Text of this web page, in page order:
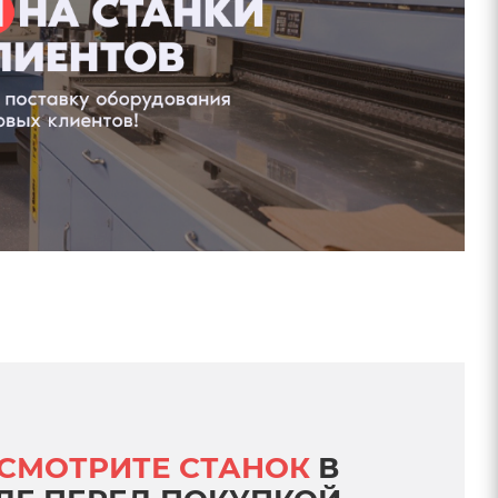
СТАНОК В